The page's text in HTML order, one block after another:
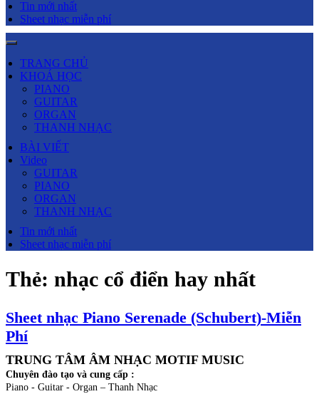
Tin mới nhất
Sheet nhạc miễn phí
TRANG CHỦ
KHOÁ HỌC
PIANO
GUITAR
ORGAN
THANH NHẠC
BÀI VIẾT
Video
GUITAR
PIANO
ORGAN
THANH NHẠC
Tin mới nhất
Sheet nhạc miễn phí
Thẻ: nhạc cổ điển hay nhất
Sheet nhạc Piano Serenade (Schubert)-Miễn
Phí
TRUNG TÂM ÂM NHẠC MOTIF MUSIC
Chuyên đào tạo và cung cấp :
Piano - Guitar - Organ – Thanh Nhạc